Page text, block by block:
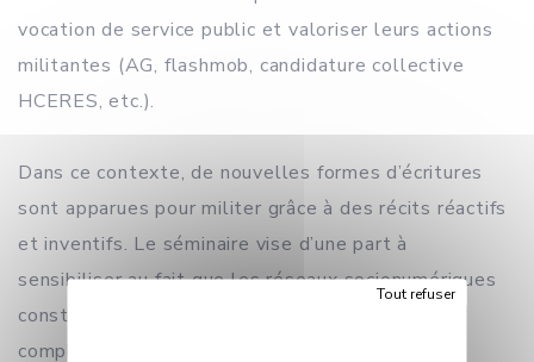
vocation de service public et valoriser leurs actions
militantes (AG, flashmob, candidature collective
HCERES, etc.).
Dans ce contexte, de nouvelles formes d’écritures
sont apparues pour militer grâce à des récits réactifs
et inventifs. Le séminaire vise d’une part à
sensibiliser au fait que les réseaux socionumériques
constituent des dispositifs sociotechniques
complexes et composites au sein desquels les
Tout refuser